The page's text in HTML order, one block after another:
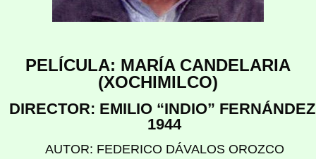
PELÍCULA: MARÍA CANDELARIA
(XOCHIMILCO)
DIRECTOR: EMILIO “INDIO”
1944
AUTOR: FEDERICO DÁVALOS OROZCO